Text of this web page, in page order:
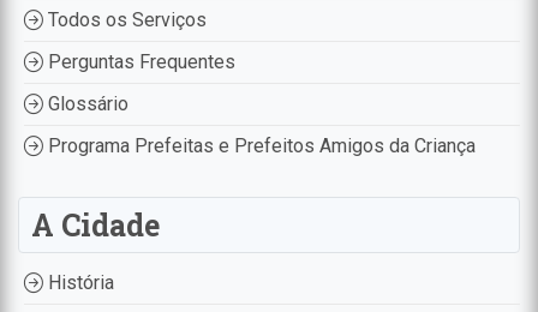
Todos os Serviços
Perguntas Frequentes
Glossário
Programa Prefeitas e Prefeitos Amigos da Criança
A Cidade
História